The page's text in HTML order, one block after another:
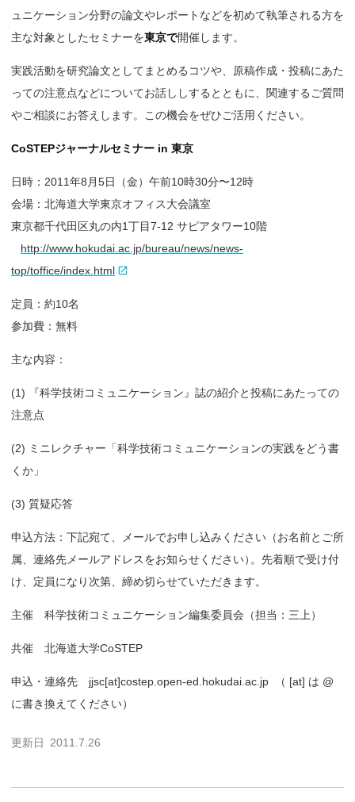
ュニケーション分野の論文やレポートなどを初めて執筆される方を
主な対象としたセミナーを東京で開催します。
実践活動を研究論文としてまとめるコツや、原稿作成・投稿にあた
っての注意点などについてお話ししするとともに、関連するご質問
やご相談にお答えします。この機会をぜひご活用ください。
CoSTEPジャーナルセミナー in 東京
日時：2011年8月5日（金）午前10時30分〜12時
会場：北海道大学東京オフィス大会議室
東京都千代田区丸の内1丁目7-12 サピアタワー10階
http://www.hokudai.ac.jp/bureau/news/news-
top/toffice/index.html
定員：約10名
参加費：無料
主な内容：
(1) 『科学技術コミュニケーション』誌の紹介と投稿にあたっての
注意点
(2) ミニレクチャー「科学技術コミュニケーションの実践をどう書
くか」
(3) 質疑応答
申込方法：下記宛て、メールでお申し込みください（お名前とご所
属、連絡先メールアドレスをお知らせください） 。先着順で受け付
け、定員になり次第、締め切らせていただきます。
主催 科学技術コミュニケーション編集委員会（担当：三上）
共催 北海道大学CoSTEP
申込・連絡先 jjsc[at]costep.open-ed.hokudai.ac.jp
（ [at] は @
に書き換えてください）
更新日 2011.7.26
投